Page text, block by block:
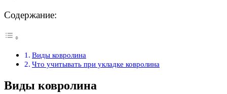
Содержание:
Виды ковролина
Что учитывать при укладке ковролина
Виды ковролина